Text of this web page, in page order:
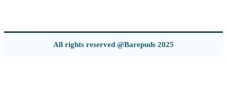
All rights reserved @Barepuds 2025